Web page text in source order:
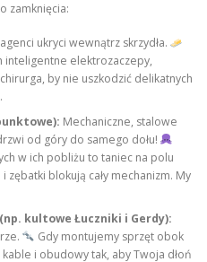
zamknięcia:
ukryci wewnątrz skrzydła.
inteligentne elektrozaczepy,
by nie uszkodzić delikatnych
Mechaniczne, stalowe
od góry do samego dołu!
w ich pobliżu to taniec na polu
i zębatki blokują cały mechanizm. My
kultowe Łuczniki i Gerdy):
Gdy montujemy sprzęt obok
i obudowy tak, aby Twoja dłoń